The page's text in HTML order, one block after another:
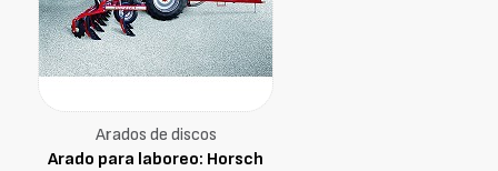
Arados de discos
Arado para laboreo: Horsch